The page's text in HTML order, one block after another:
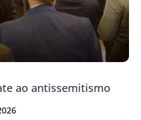
ao antissemitismo